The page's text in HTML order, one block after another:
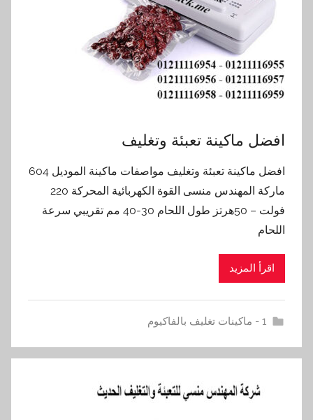
افضل ماكينة تعبئة وتغليف
افضل ماكينة تعبئة وتغليف مواصفات ماكينة الموديل 604
ماركة المهندس منسى القوة الكهربائية المحركة 220
فولت – 50هرتز طول اللحام 30-40 مم تقريبي سرعة
اللحام
اقرأ المزيد
1 - ماكينات تغليف بالفاكيوم